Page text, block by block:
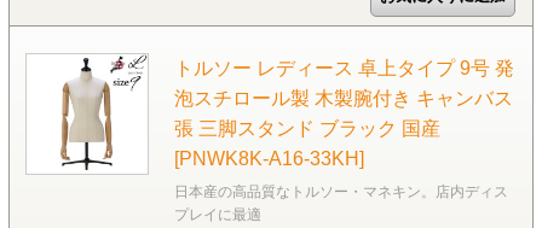
トルソー レディース 卓上タイプ 9号 発
泡スチロール製 木製腕付き キャンバス
張 三脚スタンド ブラック 国産
[PNWK8K-A16-33KH]
日本産の高品質なトルソー・マネキン。店内ディス
プレイに最適